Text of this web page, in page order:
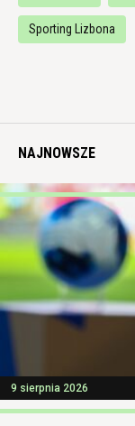
Sporting Lizbona
NAJNOWSZE
9 sierpnia 2026